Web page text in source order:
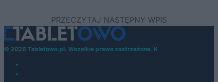
© 2026 Tabletowo.pl. Wszelkie prawa zastrzeżone. K